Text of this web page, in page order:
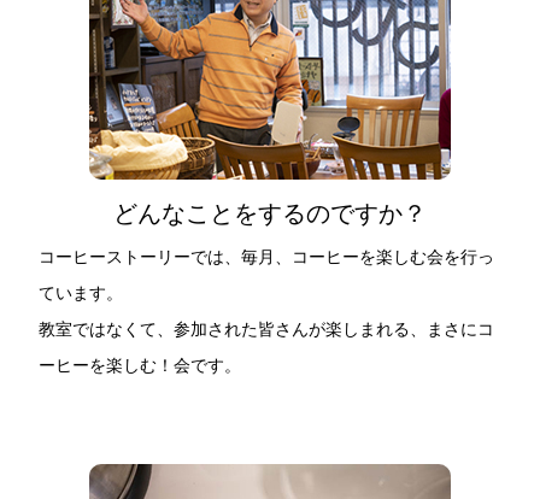
どんなことをするのですか？
コーヒーストーリーでは、毎月、コーヒーを楽しむ会を行っ
ています。
教室ではなくて、参加された皆さんが楽しまれる、まさにコ
ーヒーを楽しむ！会です。